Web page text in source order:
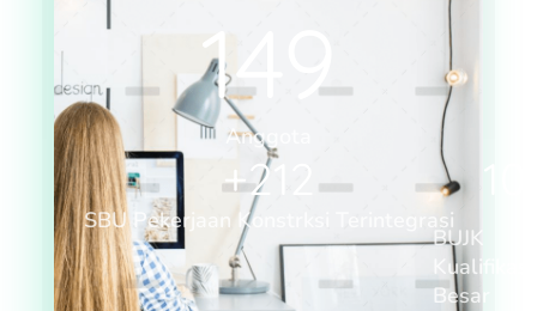
Anggota
149
SBU Pekerjaan Konstrksi Terintegrasi
+212
BUJK
Kualifikasi
Besar